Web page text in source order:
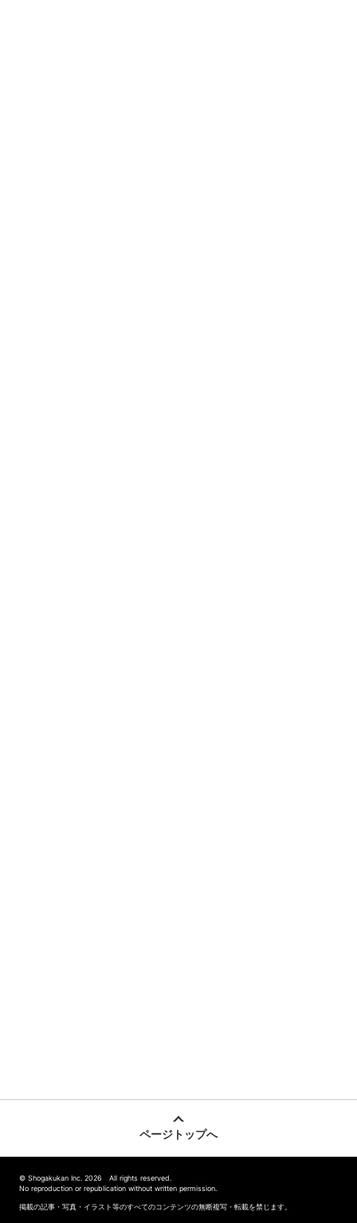
ページトップへ
© Shogakukan Inc. 2026 All rights reserved.
No reproduction or republication without written permission.
掲載の記事・写真・イラスト等のすべてのコンテンツの無断複写・転載を禁じます。